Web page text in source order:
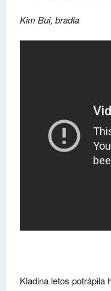
Kim Bui, bradla
Kladina letos potrápila